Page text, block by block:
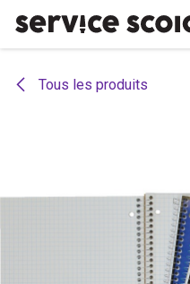
Tous les produits